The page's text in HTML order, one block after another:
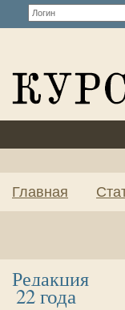
Главная
Редакция
22 года